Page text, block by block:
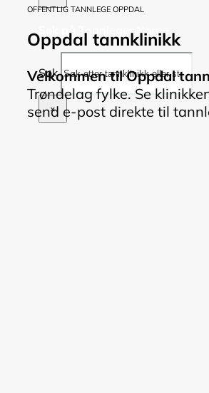
Søk på Tannleger Norge
Søk
×
OFFENTLIG TANNLEGE OPPDAL
Oppdal tannklinikk
Velkommen til Oppdal
Trøndelag fylke. Se
send e-post direkte til